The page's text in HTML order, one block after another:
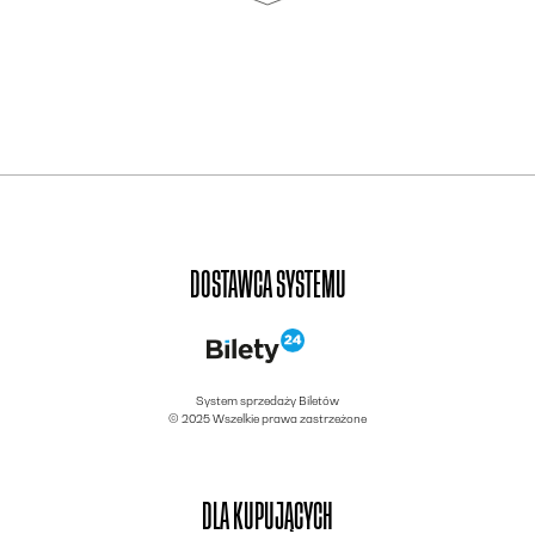
DOSTAWCA SYSTEMU
System sprzedaży Biletów
© 2025 Wszelkie prawa zastrzeżone
DLA KUPUJĄCYCH